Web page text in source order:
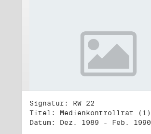
Signatur: RW 22
Titel: Medienkontrollrat (1)
Datum: Dez. 1989 - Feb. 1990